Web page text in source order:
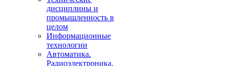
дисциплины и
промышленность в
целом
Информационные
технологии
Автоматика.
Радиоэлектроника.